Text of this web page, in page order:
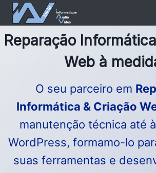
Skip
content
Reparação
Web à
O seu parceiro em
Informática & Criação
manutenção técnica até
WordPress, formamo-lo
suas ferramentas e